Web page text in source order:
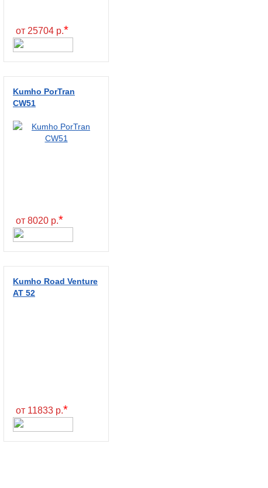
от 25704 р.*
Kumho PorTran
CW51
от 8020 р.*
Kumho Road Venture
AT 52
от 11833 р.*